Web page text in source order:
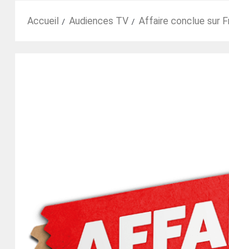
Accueil Audiences TV Affaire conclue sur